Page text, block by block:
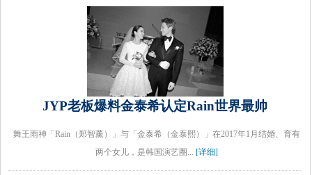
JYP老板爆料金泰希认定Rain世界最帅
舞王雨神「Rain（郑智薰）」与「金泰希（金泰熙）」在2017年1月结婚、育有
两个女儿，是韩国演艺圈... [详细]